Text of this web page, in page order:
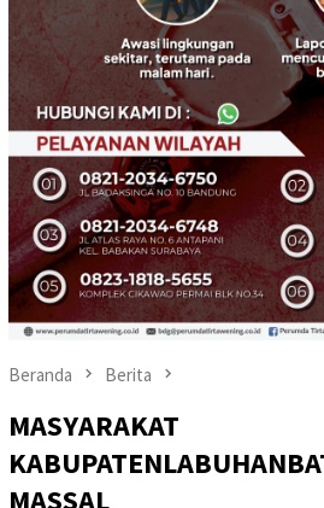
Beranda Berita
MASYARAKAT